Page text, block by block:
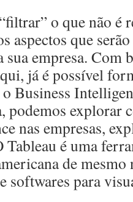
o que não é
aspectos que
sua empresa. Com
já é possível
Business
podemos explorar
nas empresas,
Tableau é uma
de
softwares para